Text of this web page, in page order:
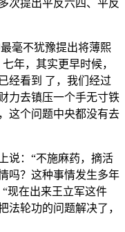
次提出平反六四、平反
毫不犹豫提出将薄熙
年，其实更早时候，
经看到 了，我们经过
力去镇压一个手无寸铁
这个问题中央都没有去
说：“不施麻药，摘活
吗？这种事情发生多年
现在出来王立军这件
法轮功的问题解决了，